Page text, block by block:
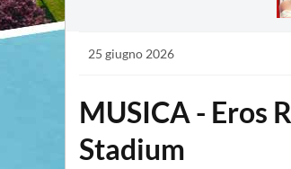
25 giugno 2026
MUSICA - Eros
Stadium